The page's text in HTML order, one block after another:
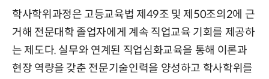
학사학위과정은 고등교육법 제49조 및 제50조의2에 근
거해 전문대학 졸업자에게 계속 직업교육 기회를 제공하
는 제도다. 실무와 연계된 직업심화교육을 통해 이론과
현장 역량을 갖춘 전문기술인력을 양성하고 학사학위를